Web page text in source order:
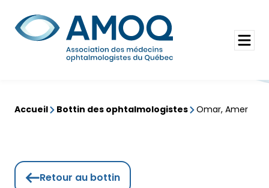
contenu
Rechercher
Ouvrir
le
Accueil Bottin des ophtalmologistes Omar, Amer
Retour au bottin